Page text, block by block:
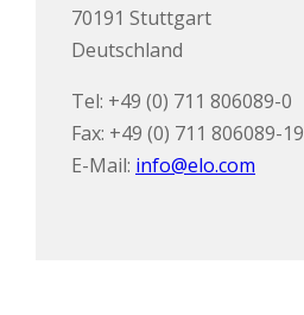
70191 Stuttgart
Deutschland
Tel: +49 (0) 711 806089-0
Fax: +49 (0) 711 806089-19
E-Mail: info@elo.com